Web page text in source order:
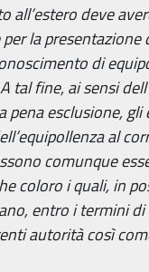
all’estero deve
la
di
tal fine, ai sensi
pena esclusione, gli
al
comunque
coloro i quali, in
entro i termini
autorità così